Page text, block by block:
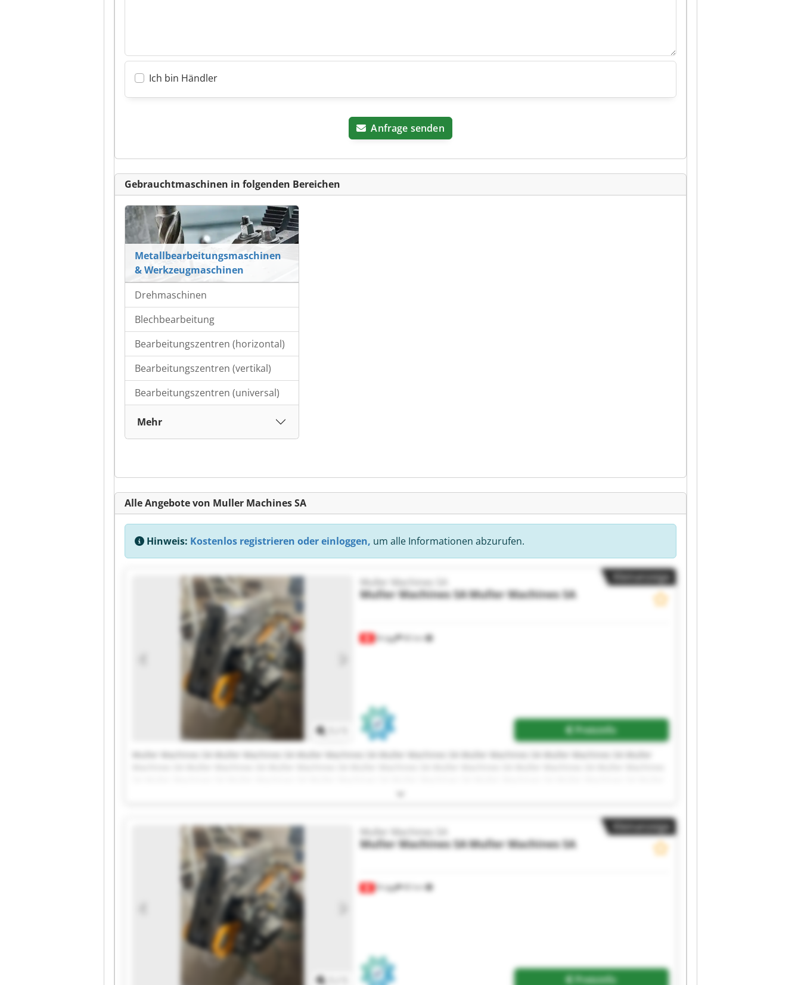
Ich bin Händler
Anfrage senden
Gebrauchtmaschinen in folgenden Bereichen
Metallbearbeitungsmaschinen
& Werkzeugmaschinen
Drehmaschinen
Blechbearbeitung
Bearbeitungszentren (horizontal)
Bearbeitungszentren (vertikal)
Bearbeitungszentren (universal)
Mehr
Alle Angebote von Muller Machines SA
Hinweis: Kostenlos registrieren oder einloggen, um alle Informationen abzurufen.
Kleinanzeige
Brügg 80 km
Muller Machines SA
Muller Machines SAMuller Machines SA
Preisinfo
Muller Machines SA Muller Machines SA Muller Machines SA Muller Machines SA Muller Machines SA Muller Machines SA Muller
Kleinanzeige
Brügg 80 km
Muller Machines SA
Muller Machines SAMuller Machines SA
Preisinfo